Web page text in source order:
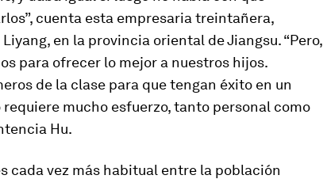
cuenta esta empresaria treintañera,
en la provincia oriental de Jiangsu. “Pero,
para ofrecer lo mejor a nuestros hijos.
de la clase para que tengan éxito en un
mucho esfuerzo, tanto personal como
Hu.
cada vez más habitual entre la población